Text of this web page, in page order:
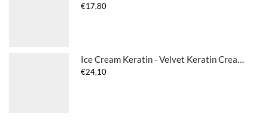
€17,80
Ice Cream Keratin - Velvet Keratin Cream
€24,10